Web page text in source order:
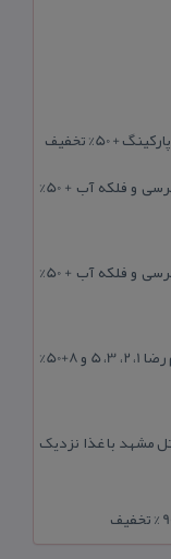
تخفیف
لیست هتل آپارتمان های مشهد در هتل خیابان طبرسی و فلکه آب + 50%
لیست هتل آپارتمان های مشهد در هتل خیابان طبرسی و فلکه آب + 50%
رزرو هتل در خیابان امام رضا مشهد | هتل‌ های امام رضا 1، 2، 3، 5 و 8+50%
مشهد با غذا نزدیک